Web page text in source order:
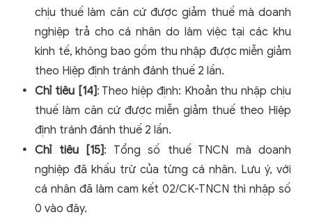
chịu thuế làm căn cứ được giảm thuế mà doanh
nghiệp trả cho cá nhân do làm việc tại các khu
kinh tế, không bao gồm thu nhập được miễn giảm
theo Hiệp định tránh đánh thuế 2 lần.
Chỉ tiêu [14]: Theo hiệp định: Khoản thu nhập chịu
thuế làm căn cứ được miễn giảm thuế theo Hiệp
định tránh đánh thuế 2 lần.
Chỉ tiêu [15]: Tổng số thuế TNCN mà doanh
nghiệp đã khấu trừ của từng cá nhân. Lưu ý, với
cá nhân đã làm cam kết 02/CK-TNCN thì nhập số
0 vào đây.